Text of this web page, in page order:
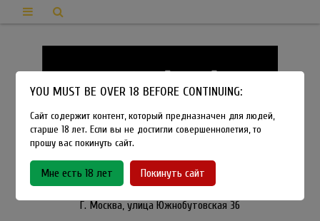
8-915-450-21-92
Розничный магазин Method Vapeshop
Г. Москва, улица Южнобутовская 36
YOU MUST BE OVER 18 BEFORE CONTINUING:
Сайт содержит контент, который предназначен для людей,
старше 18 лет. Если вы не достигли совершеннолетия, то
прошу вас покинуть сайт.
Мне есть 18 лет Покинуть сайт